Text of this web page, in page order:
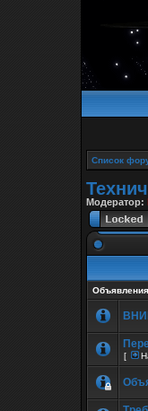
Список
Модератор:
Объявления
[